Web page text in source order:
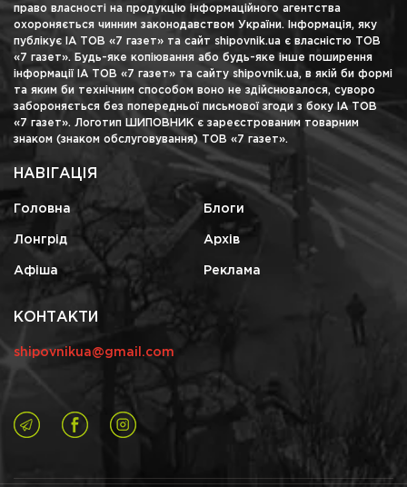
право власності на продукцію інформаційного агентства
охороняється чинним законодавством України. Інформація, яку
публікує ІА ТОВ «7 газет» та сайт shipovnik.ua є власністю ТОВ
«7 газет». Будь-яке копіювання або будь-яке інше поширення
інформації ІА ТОВ «7 газет» та сайту shipovnik.ua, в якій би формі
та яким би технічним способом воно не здійснювалося, суворо
забороняється без попередньої письмової згоди з боку ІА ТОВ
«7 газет». Логотип ШИПОВНИК є зареєстрованим товарним
знаком (знаком обслуговування) ТОВ «7 газет».
НАВІГАЦІЯ
Головна Блоги
Лонгрід Архів
Афіша Реклама
КОНТАКТИ
shipovnikua@gmail.com